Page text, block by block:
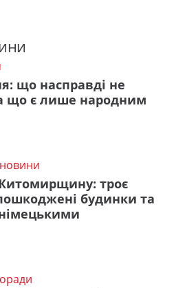
що насправді не
що є лише народним
троє
будинки та